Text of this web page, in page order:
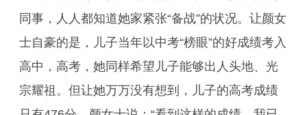
同事，人人都知道她家紧张“备战”的状况。让颜女
士自豪的是，儿子当年以中考“榜眼”的好成绩考入
高中，高考，她同样希望儿子能够出人头地、光
宗耀祖。但让她万万没有想到，儿子的高考成绩